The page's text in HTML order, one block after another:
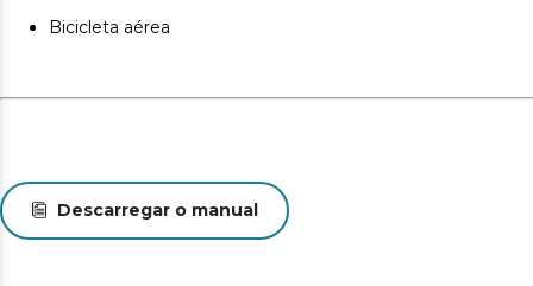
Bicicleta aérea
Descarregar o manual